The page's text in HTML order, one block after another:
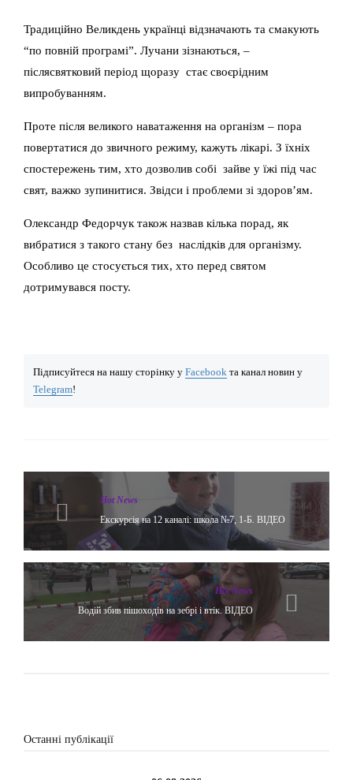
Традиційно Великдень українці відзначають та смакують
“по повній програмі”. Лучани зізнаються, –
післясвятковий період щоразу стає своєрідним
випробуванням.
Проте після великого наватаження на організм – пора
повертатися до звичного режиму, кажуть лікарі. З їхніх
спостережень тим, хто дозволив собі зайве у їжі під час
свят, важко зупинитися. Звідси і проблеми зі здоров’ям.
Олександр Федорчук також назвав кілька порад, як
вибратися з такого стану без наслідків для організму.
Особливо це стосується тих, хто перед святом
дотримувався посту.
Підписуйтеся на нашу сторінку у Facebook та канал новин у
Telegram!
Hot News
Екскурсія на 12 каналі: школа №7, 1-Б. ВІДЕО
Hot News
Водій збив пішоходів на зебрі і втік. ВІДЕО
Останні публікації